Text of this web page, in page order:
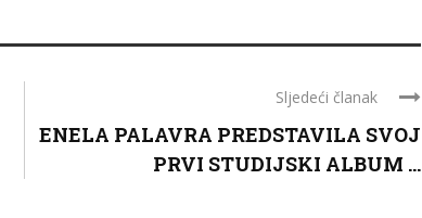
Sljedeći članak
ENELA PALAVRA PREDSTAVILA SVOJ
PRVI STUDIJSKI ALBUM ...